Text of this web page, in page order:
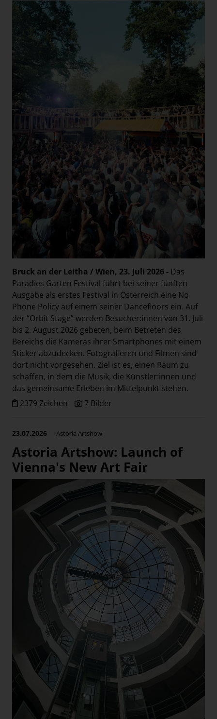
Bruck an der Leitha / Wien, 23. Juli 2026 - Das
Paradies Garten Festival führt bei seiner fünften
Ausgabe als erstes Festival in Österreich eine No
Phone Policy auf einem seiner Dancefloors ein. Auf
der “Orbit Stage” werden Besucher:innen von 31. Juli
bis 2. August 2026 gebeten, beim Betreten des
Bereichs die Kameras ihrer Smartphones mit einem
Sticker abzudecken. Fotografieren und Filmen sind
dort nicht vorgesehen. Ziel ist es, einen Raum zu
schaffen, in dem die Musik, die Künstler:innen und
das gemeinsame Erleben im Mittelpunkt stehen.
2379 Zeichen
7 Bilder
23.07.2026 Astoria Artshow
Astoria Artshow: Launch of
Vienna's New Art Fair